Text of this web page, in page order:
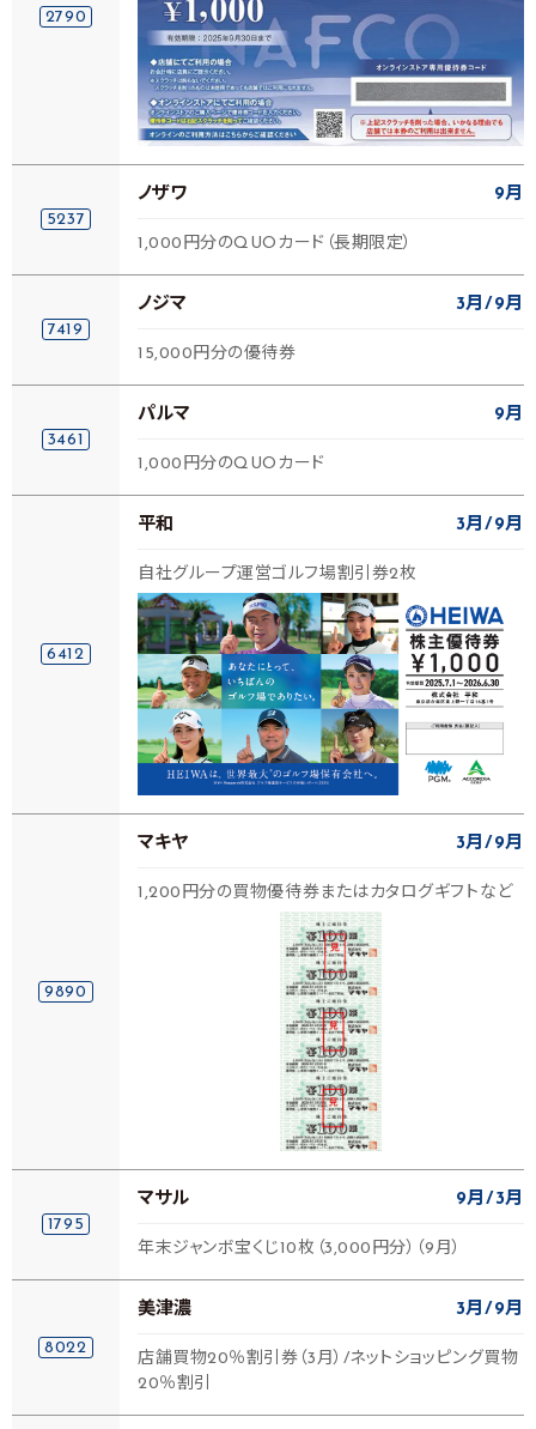
2790
5237
ノザワ 9月
1,000円分のQUOカード（長期限定）
7419
ノジマ 3月 9月
15,000円分の優待券
3461
パルマ 9月
1,000円分のQUOカード
6412
平和 3月 9月
自社グループ運営ゴルフ場割引券2枚
9890
マキヤ 3月 9月
1,200円分の買物優待券またはカタログギフトなど
1795
マサル 9月 3月
年末ジャンボ宝くじ10枚（3,000円分）（9月）
8022
美津濃 3月 9月
店舗買物20％割引券（3月）/ネットショッピング買物
20％割引